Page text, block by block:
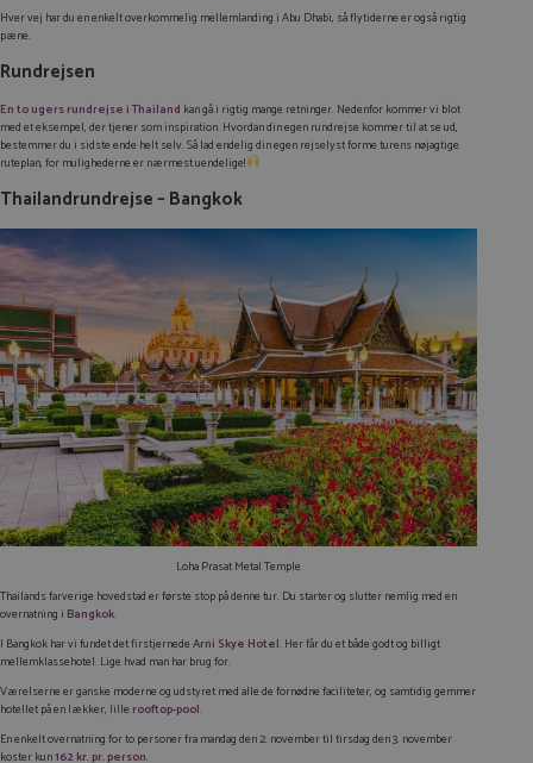
Hver vej har du en enkelt overkommelig mellemlanding i Abu Dhabi, så flytiderne er også rigtig
pæne.
Rundrejsen
En to ugers rundrejse i Thailand kan gå i rigtig mange retninger. Nedenfor kommer vi blot
med et eksempel, der tjener som inspiration. Hvordan din egen rundrejse kommer til at se ud,
bestemmer du i sidste ende helt selv. Så lad endelig din egen rejselyst forme turens nøjagtige
ruteplan, for mulighederne er nærmest uendelige!
Thailandrundrejse – Bangkok
Loha Prasat Metal Temple
Thailands farverige hovedstad er første stop på denne tur. Du starter og slutter nemlig med en
overnatning i Bangkok.
I Bangkok har vi fundet det firstjernedeArni Skye Hotel. Her får du et både godt og billigt
mellemklassehotel. Lige hvad man har brug for.
Værelserne er ganske moderne og udstyret med alle de fornødne faciliteter, og samtidig gemmer
hotellet på en lækker, lillerooftop-pool.
En enkelt overnatning for to personer fra mandag den 2. november til tirsdag den 3. november
koster kun162 kr. pr. person.